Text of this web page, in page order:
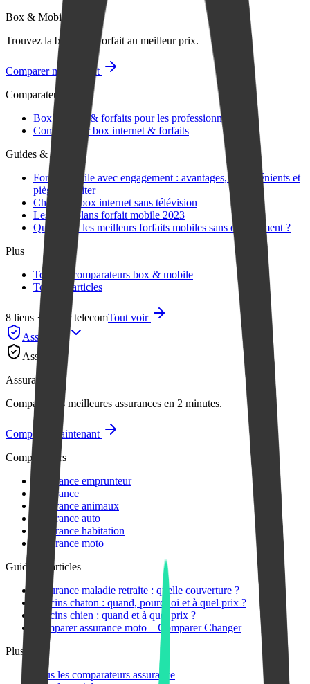
Box & Mobile
Trouvez la box ou le forfait au meilleur prix.
Comparer maintenant
Comparateurs
Box internet & forfaits pour les professionnels
Comparateur box internet & forfaits
Guides & articles
Forfait mobile avec engagement : avantages, inconvénients et
pièges à éviter
Choisir sa box internet sans télévision
Les bons plans forfait mobile 2023
Quels sont les meilleurs forfaits mobiles sans engagement ?
Plus
Tous les comparateurs box & mobile
Tous les articles
8 liens · cluster telecomTout voir
Assurance
Assurance
Assurance
Comparez les meilleures assurances en 2 minutes.
Comparer maintenant
Comparateurs
Assurance emprunteur
Assurance
Assurance animaux
Assurance auto
Assurance habitation
Assurance moto
Guides & articles
Assurance maladie retraite : quelle couverture ?
Vaccins chaton : quand, pourquoi et à quel prix ?
Vaccins chien : quand et à quel prix ?
Comparer assurance moto – Comparer Changer
Plus
Tous les comparateurs assurance